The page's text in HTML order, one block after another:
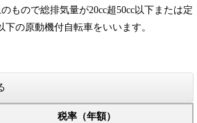
もので総排気量が20cc超50cc以下または定
の原動機付自転車をいいます。
税率（年額）